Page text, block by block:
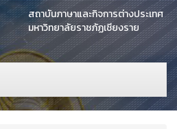
สถาบันภาษาและกิจการต่างประเทศ
มหาวิทยาลัยราชภัฏเชียงราย